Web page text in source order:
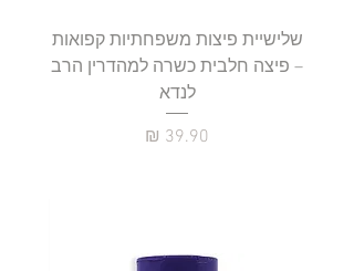
שלישיית פיצות משפחתיות קפואות
– פיצה חלבית כשרה למהדרין הרב
לנדא
מחיר